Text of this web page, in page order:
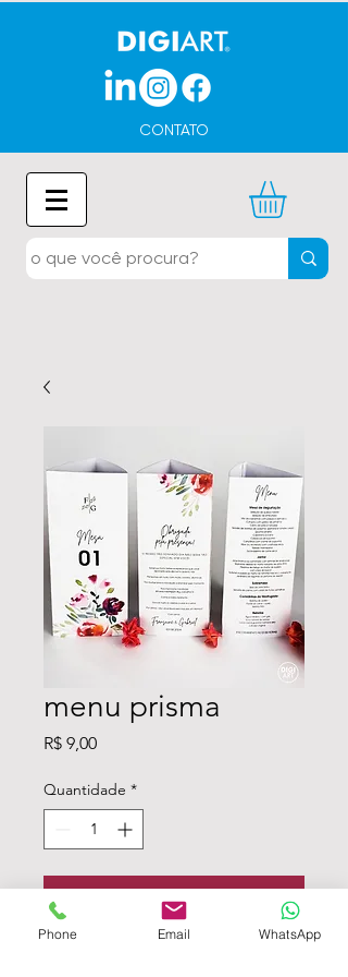
CONTATO
menu prisma
R$ 9,00Preço
Quantidade *
Adicionar ao carrinho - Atenção ao
Phone Email WhatsApp